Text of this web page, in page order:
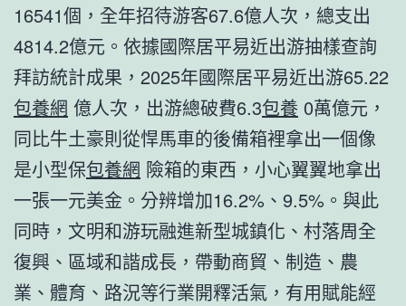
16541個，全年招待游客67.6億人次，總支出
4814.2億元。依據國際居平易近出游抽樣查詢
拜訪統計成果，2025年國際居平易近出游65.22
包養網 億人次，出游總破費6.3包養 0萬億元，
同比牛土豪則從悍馬車的後備箱裡拿出一個像
是小型保包養網 險箱的東西，小心翼翼地拿出
一張一元美金。分辨增加16.2%、9.5%。與此
同時，文明和游玩融進新型城鎮化、村落周全
復興、區域和諧成長，帶動商貿、制造、農
業、體育、路況等行業開釋活氣，有用賦能經